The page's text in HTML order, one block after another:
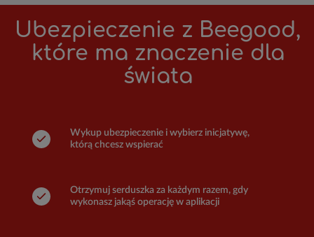
Ubezpieczenie z Beegood,
które ma znaczenie dla
świata
Wykup ubezpieczenie i wybierz inicjatywę,
którą chcesz wspierać
Otrzymuj serduszka za każdym razem, gdy
wykonasz jakąś operację w aplikacji